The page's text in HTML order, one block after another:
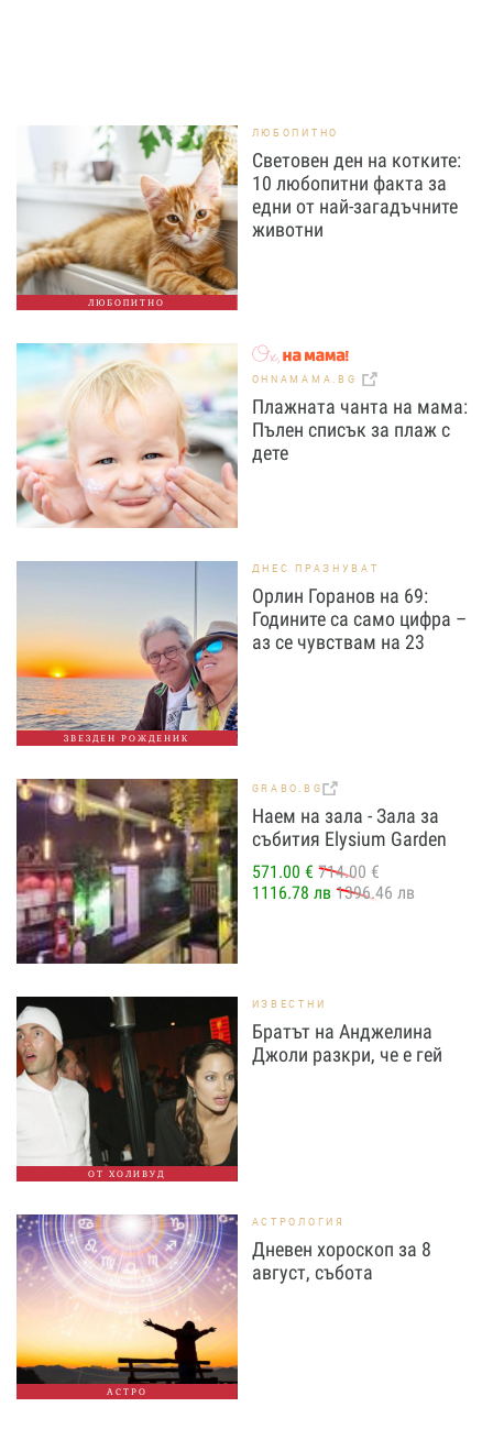
ЛЮБОПИТНО
ЛЮБОПИТНО
Световен ден на котките:
10 любопитни факта за
едни от най-загадъчните
животни
OHNAMAMA.BG
Плажната чанта на мама:
Пълен списък за плаж с
дете
ЗВЕЗДЕН РОЖДЕНИК
ДНЕС ПРАЗНУВАТ
Орлин Горанов на 69:
Годините са само цифра –
аз се чувствам на 23
GRABO.BG
Наем на зала - Зала за
събития Elysium Garden
571.00 € 714.00 €
1116.78 лв 1396.46 лв
ОТ ХОЛИВУД
ИЗВЕСТНИ
Братът на Анджелина
Джоли разкри, че е гей
АСТРО
АСТРОЛОГИЯ
Дневен хороскоп за 8
август, събота